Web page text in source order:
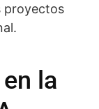
proyectos
la